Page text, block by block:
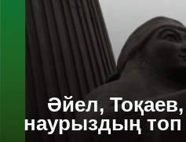
Әйел,
наурыздың